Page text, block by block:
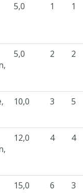
5,0 1 1
5,0 2 2
10,0 3 5
12,0 4 4
15,0 6 3